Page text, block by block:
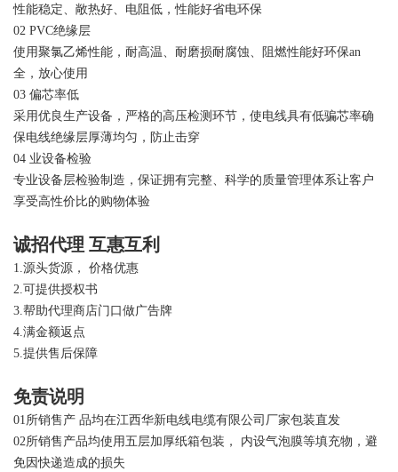
性能稳定、敞热好、电阻低，性能好省电环保
02 PVC绝缘层
使用聚氯乙烯性能，耐高温、耐磨损耐腐蚀、阻燃性能好环保an
全，放心使用
03 偏芯率低
采用优良生产设备，严格的高压检测环节，使电线具有低骗芯率确
保电线绝缘层厚薄均匀，防止击穿
04 业设备检验
专业设备层检验制造，保证拥有完整、科学的质量管理体系让客户
享受高性价比的购物体验
诚招代理 互惠互利
1.源头货源， 价格优惠
2.可提供授权书
3.帮助代理商店门口做广告牌
4.满金额返点
5.提供售后保障
免责说明
01所销售产 品均在江西华新电线电缆有限公司厂家包装直发
02所销售产品均使用五层加厚纸箱包装， 内设气泡膜等填充物，避
免因快递造成的损失